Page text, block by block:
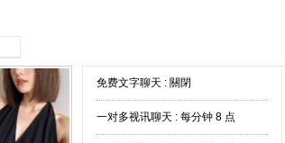
免费文字聊天 : 關閉
一对多视讯聊天 : 每分钟 8 点